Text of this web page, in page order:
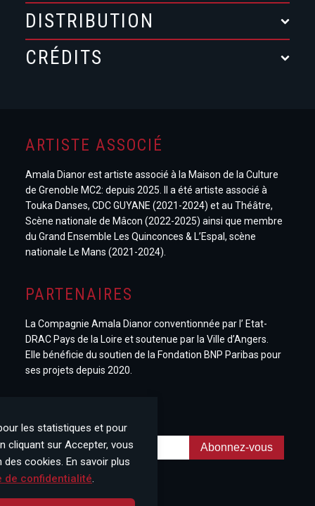
les statistiques et pour
cliquant sur Accepter, vous
cookies. En savoir plus
de confidentialité.
DISTRIBUTION
CRÉDITS
ARTISTE ASSOCIÉ
Amala Dianor est artiste associé à la Maison de la Culture
de Grenoble MC2: depuis 2025. Il a été artiste associé à
Touka Danses, CDC GUYANE (2021-2024) et au Théâtre,
Scène nationale de Mâcon (2022-2025) ainsi que membre
du Grand Ensemble Les Quinconces & L’Espal, scène
nationale Le Mans (2021-2024).
PARTENAIRES
La Compagnie Amala Dianor conventionnée par l’ Etat-
DRAC Pays de la Loire et soutenue par la Ville d’Angers.
Elle bénéficie du soutien de la Fondation BNP Paribas pour
ses projets depuis 2020.
SUIVEZ-NOUS